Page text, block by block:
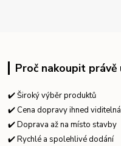
Proč nakoupit právě
✔️ Široký výběr produktů
✔️ Cena dopravy ihned viditelná
✔️ Doprava až na místo stavby
✔️ Rychlé a spolehlivé dodání